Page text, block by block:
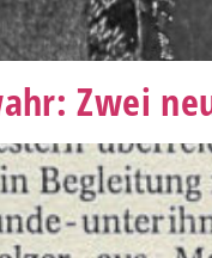
Zwei